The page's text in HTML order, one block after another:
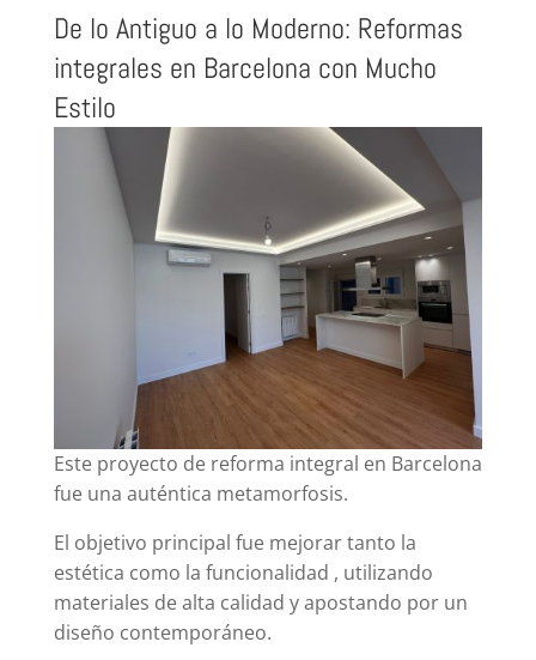
De lo Antiguo a lo Moderno: Reformas
integrales en Barcelona con Mucho
Estilo
Este proyecto de reforma integral en Barcelona
fue una auténtica metamorfosis.
El objetivo principal fue mejorar tanto la
estética como la funcionalidad , utilizando
materiales de alta calidad y apostando por un
diseño contemporáneo.